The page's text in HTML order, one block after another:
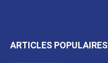
ARTICLES POPULAIRES